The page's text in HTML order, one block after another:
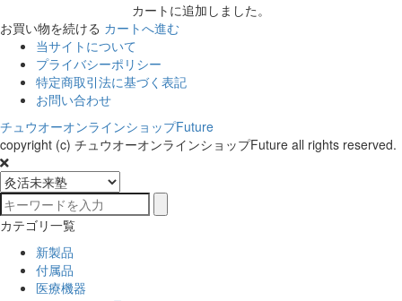
カートに追加しました。
お買い物を続ける カートへ進む
当サイトについて
プライバシーポリシー
特定商取引法に基づく表記
お問い合わせ
チュウオーオンラインショップFuture
copyright (c) チュウオーオンラインショップFuture all rights reserved.
カテゴリ一覧
新製品
付属品
医療機器